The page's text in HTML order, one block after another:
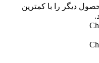
توانید این محصول و 24574 محصول دیگر را با کمترین